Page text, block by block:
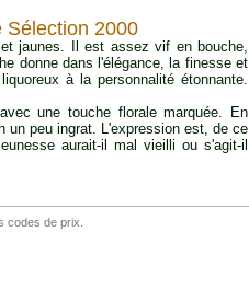
Sélection 2000
jaunes. Il est assez vif en bouche,
donne dans l'élégance, la finesse et
à la personnalité étonnante.
une touche florale marquée. En
un peu ingrat. L'expression est, de ce
aurait-il mal vieilli ou s'agit-il
codes de prix.